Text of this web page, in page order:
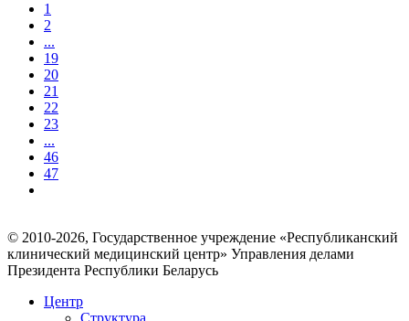
1
2
...
19
20
21
22
23
...
46
47
© 2010-2026, Государственное учреждение «Республиканский
клинический медицинский центр» Управления делами
Президента Республики Беларусь
Центр
Структура